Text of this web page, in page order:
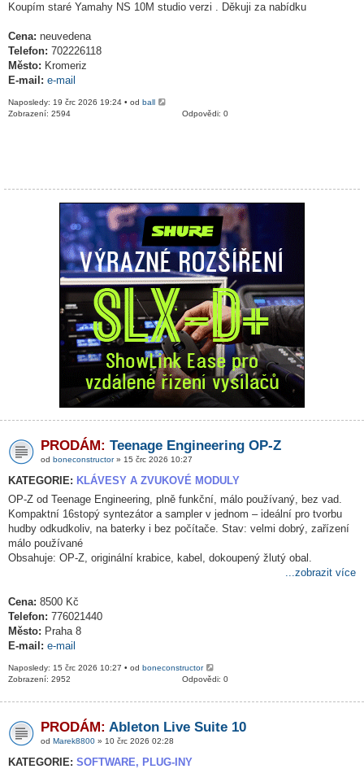
Koupím staré Yamahy NS 10M studio verzi . Děkuji za nabídku
Cena: neuvedena
Telefon: 702226118
Město: Kromeriz
E-mail: e-mail
Naposledy: 19 črc 2026 19:24 • od ball
Odpovědi: 0
Zobrazení: 2594
PRODÁM: Teenage Engineering OP-Z
od boneconstructor» 15 črc 2026 10:27
KATEGORIE: KLÁVESY A ZVUKOVÉ MODULY
OP-Z od Teenage Engineering, plně funkční, málo používaný, bez vad.
Kompaktní 16stopý syntezátor a sampler v jednom – ideální pro tvorbu
hudby odkudkoliv, na baterky i bez počítače. Stav: velmi dobrý, zařízení
málo používané
Obsahuje: OP-Z, originální krabice, kabel, dokoupený žlutý obal.
...zobrazit více
Cena: 8500 Kč
Telefon: 776021440
Město: Praha 8
E-mail: e-mail
Naposledy: 15 črc 2026 10:27 • od boneconstructor
Odpovědi: 0
Zobrazení: 2952
PRODÁM: Ableton Live Suite 10
od Marek8800 » 10 črc 2026 02:28
KATEGORIE: SOFTWARE, PLUG-INY